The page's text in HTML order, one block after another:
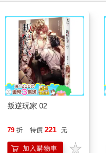
叛逆玩家 02
79 折 特價 221 元
加入購物車